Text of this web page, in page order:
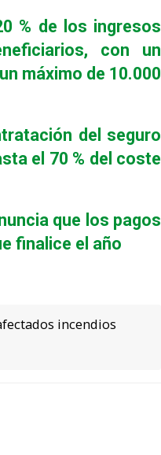
% de los ingresos
con un
máximo de 10.000
del seguro
el 70 % del coste
que los pagos
finalice el año
incendios